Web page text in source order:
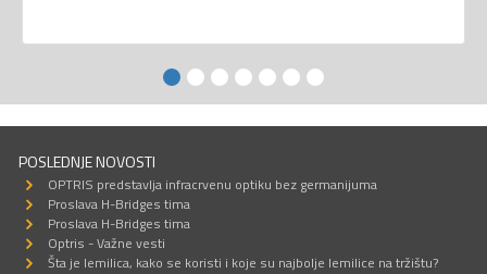
POSLEDNJE NOVOSTI
OPTRIS predstavlja infracrvenu optiku bez germanijuma
Proslava H-Bridges tima
Proslava H-Bridges tima
Optris - Važne vesti
Šta je lemilica, kako se koristi i koje su najbolje lemilice na tržištu?